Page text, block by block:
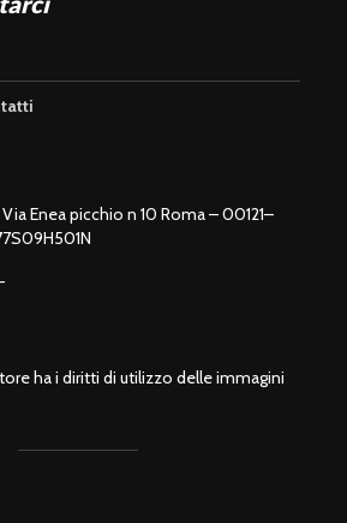
Enea picchio n 10 Roma – 00121–
ha i diritti di utilizzo delle immagini